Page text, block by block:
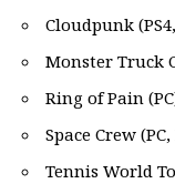
Cloudpunk
Monster Truck
Ring of Pain
Space Crew
Tennis World